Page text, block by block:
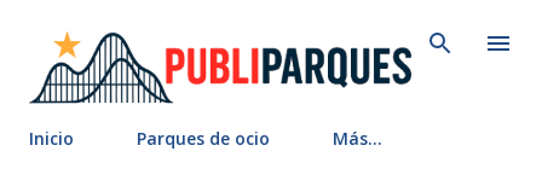
Inicio Parques de ocio Más…